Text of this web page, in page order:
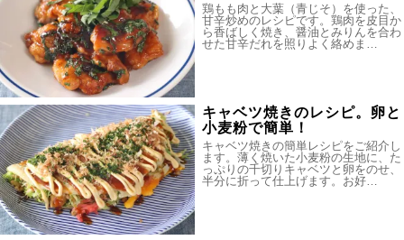
鶏もも肉と大葉（青じそ）を使った、
甘辛炒めのレシピです。鶏肉を皮目か
ら香ばしく焼き、醤油とみりんを合わ
せた甘辛だれを照りよく絡めま…
キャベツ焼きのレシピ。卵と
小麦粉で簡単！
キャベツ焼きの簡単レシピをご紹介し
ます。薄く焼いた小麦粉の生地に、た
っぷりの千切りキャベツと卵をのせ、
半分に折って仕上げます。お好…